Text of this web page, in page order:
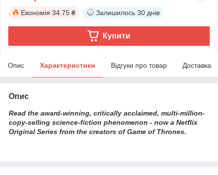
Економія 34.75 ₴ Залишилось 30 днів
Купити
Опис Характеристики Відгуки про товар Доставка
Опис
Read the award-winning, critically acclaimed, multi-million-
copy-selling science-fiction phenomenon - now a Netflix
Original Series from the creators of Game of Thrones.